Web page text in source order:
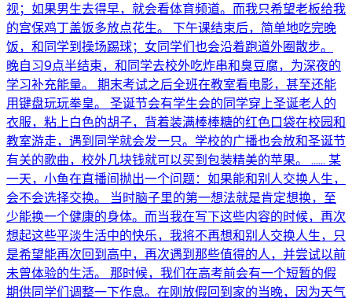
视；如果男生去得早，就会看体育频道。而我只希望老板给我
的宫保鸡丁盖饭多放点花生。 下午课结束后，简单地吃完晚
饭，和同学到操场踢球；女同学们也会沿着跑道外圈散步。
晚自习9点半结束，和同学去校外吃炸串和臭豆腐，为深夜的
学习补充能量。 期末考试之后全班在教室看电影，甚至还能
用键盘玩玩拳皇。 圣诞节会有学生会的同学穿上圣诞老人的
衣服，粘上白色的胡子，背着装满棒棒糖的红色口袋在校园和
教室游走，遇到同学就会发一只。学校的广播也会放和圣诞节
有关的歌曲，校外几块钱就可以买到包装精美的苹果。 …… 某
一天，小鱼在直播间抛出一个问题：如果能和别人交换人生，
会不会选择交换。 当时脑子里的第一想法就是肯定想换，至
少能换一个健康的身体。而当我在写下这些内容的时候，再次
想起这些平淡生活中的快乐，我将不再想和别人交换人生，只
是希望能再次回到高中，再次遇到那些值得的人，并尝试以前
未曾体验的生活。 那时候，我们在高考前会有一个短暂的假
期供同学们调整一下作息。在刚放假回到家的当晚，因为天气